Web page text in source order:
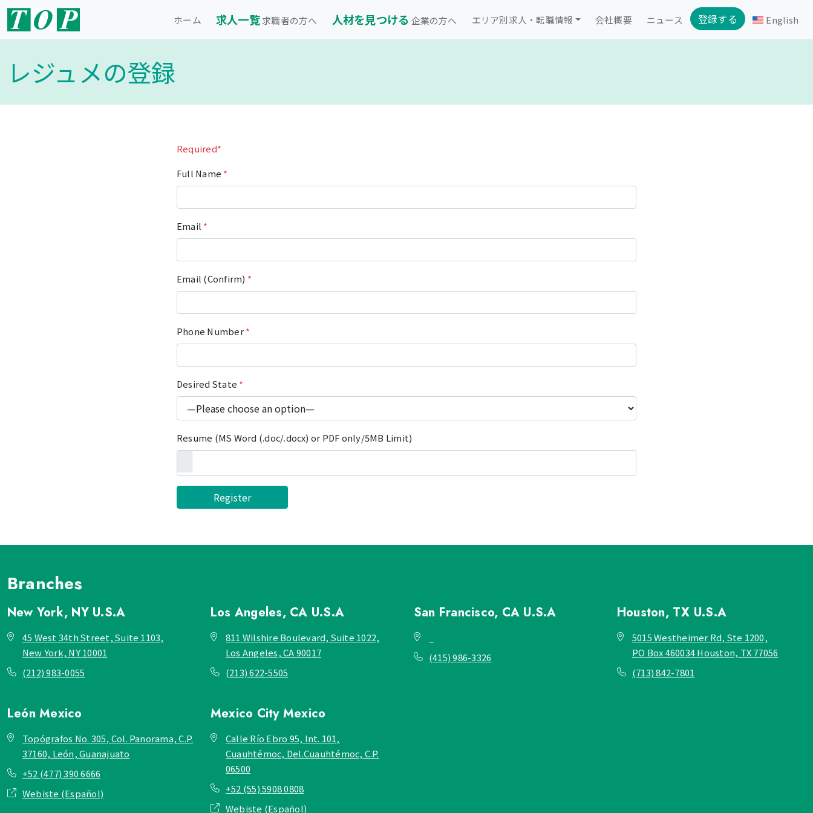
ホーム 求人一覧求職者の方へ 人材を見つける 企業の方へ エリア別求人・転職情報 会社概要 ニュース 登録する English
レジュメの登録
Required*
Full Name *
Email *
Email (Confirm) *
Phone Number*
Desired State *
Resume (MS Word (.doc/.docx) or PDF only/5MB Limit)
Branches
New York, NY U.S.A
45 West 34th Street, Suite 1103,
New York, NY 10001
(212) 983-0055
Los Angeles, CA U.S.A
811 Wilshire Boulevard, Suite 1022,
Los Angeles, CA 90017
(213) 622-5505
San Francisco, CA U.S.A
(415) 986-3326
Houston, TX U.S.A
5015 Westheimer Rd, Ste 1200,
PO Box 460034 Houston, TX 77056
(713) 842-7801
LeónMexico
Topógrafos No. 305, Col. Panorama, C.P.
37160, León, Guanajuato
+52 (477) 390 6666
Webiste (Español)
Mexico City Mexico
Calle Río Ebro 95, Int. 101,
Cuauhtémoc, Del.Cuauhtémoc, C.P.
06500
+52 (55) 5908 0808
Webiste (Español)